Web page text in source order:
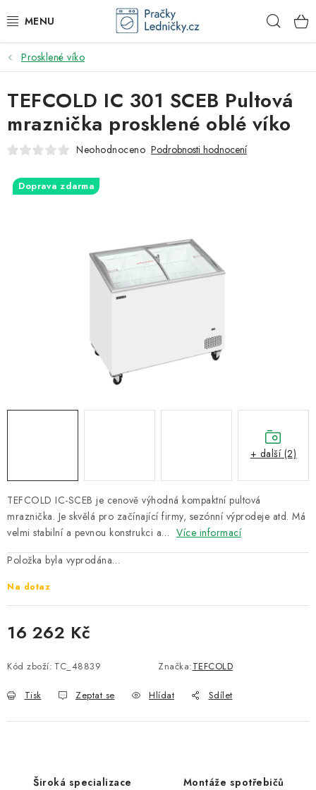
na
DODAVATEL
VESTAVNÉ SPOTŘEBIČE
VOLNĚ STOJÍCÍ SPOTŘEBIČE
Doprava a platba
Garance nejnižší ceny
O nás
Prosklené víko
TEFCOLD IC-SCEB je cenově výhodná kompaktní pultová
mraznička. Je skvělá pro začínající firmy, sezónní výprodeje atd. Má
velmi stabilní a pevnou konstrukci a… Více informací
Položka byla vyprodána…
Na dotaz
16 262 Kč
Kód zboží: TC_48839 Značka:TEFCOLD
Tisk Zeptat se Hlídat Sdílet
TEFCOLD IC 301 SCEB Pultová
mraznička prosklené oblé víko
Neohodnoceno Podrobnosti hodnocení
Doprava zdarma
+ další (2)
Široká specializace Montáže spotřebičů